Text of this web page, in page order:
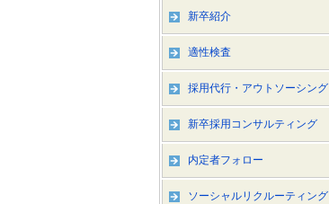
新卒紹介
適性検査
採用代行・アウトソーシング
新卒採用コンサルティング
内定者フォロー
ソーシャルリクルーティング